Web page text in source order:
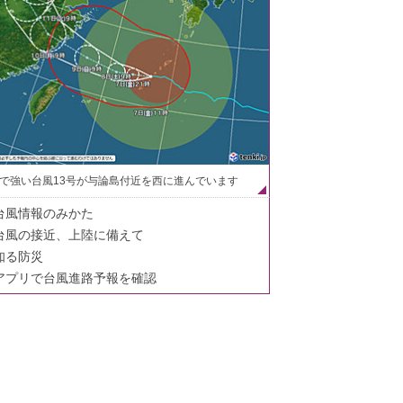
強い台風13号が与論島付近を西に進んでいます
風情報のみかた
風の接近、上陸に備えて
る防災
プリで台風進路予報を確認